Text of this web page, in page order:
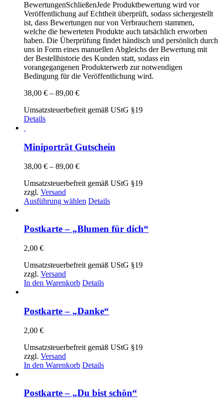
BewertungenSchließenJede Produktbewertung wird vor
Veröffentlichung auf Echtheit überprüft, sodass sichergestellt
ist, dass Bewertungen nur von Verbrauchern stammen,
welche die bewerteten Produkte auch tatsächlich erworben
haben. Die Überprüfung findet händisch und persönlich durch
uns in Form eines manuellen Abgleichs der Bewertung mit
der Bestellhistorie des Kunden statt, sodass ein
vorangegangenen Produkterwerb zur notwendigen
Bedingung für die Veröffentlichung wird.
38,00 € – 89,00 €Preisspanne:
bis
Umsatzsteuerbefreit gemäß UStG §19
Details
Miniporträt Gutschein
38,00 € – 89,00 €Preisspanne:
bis
Umsatzsteuerbefreit gemäß UStG §19
zzgl. Versand
Ausführung wählen Dieses
mehrere
Optionen
können
auf
gewählt
werden
Details
Postkarte – „Blumen für dich“
2,00 €
Umsatzsteuerbefreit gemäß UStG §19
zzgl. Versand
In den Warenkorb Details
Postkarte – „Danke“
2,00 €
Umsatzsteuerbefreit gemäß UStG §19
zzgl. Versand
In den Warenkorb Details
Postkarte – „Du bist schön“